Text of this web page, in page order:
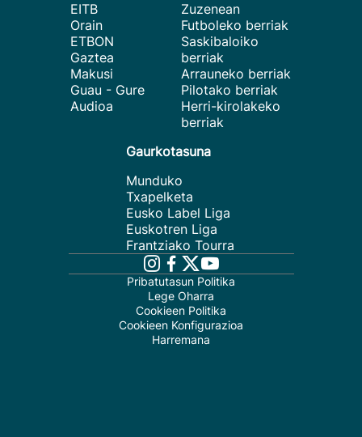
EITB
Orain
ETBON
Gaztea
Makusi
Guau - Gure
Audioa
Zuzenean
Futboleko berriak
Saskibaloiko
berriak
Arrauneko berriak
Pilotako berriak
Herri-kirolakeko
berriak
Gaurkotasuna
Munduko
Txapelketa
Eusko Label Liga
Euskotren Liga
Frantziako Tourra
Pribatutasun Politika
Lege Oharra
Cookieen Politika
Cookieen Konfigurazioa
Harremana